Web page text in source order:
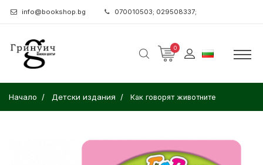
info@bookshop.bg 070010503; 029508337;
0
Начало Детски издания Как говорят животните